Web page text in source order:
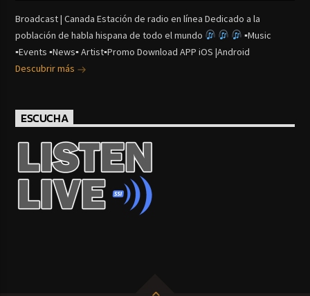
Broadcast | Canada Estación de radio en línea Dedicado a la
población de habla hispana de todo el mundo
▪Music
▪Events ▪News▪ Artist▪Promo Download APP iOS |Android
Descubrir más
ESCUCHA